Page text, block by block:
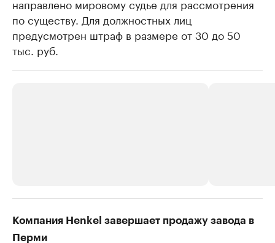
направлено мировому судье для рассмотрения
по существу. Для должностных лиц
предусмотрен штраф в размере от 30 до 50
тыс. руб.
Крупные организации в
Компания Henkel завершает продажу завода в
Перми